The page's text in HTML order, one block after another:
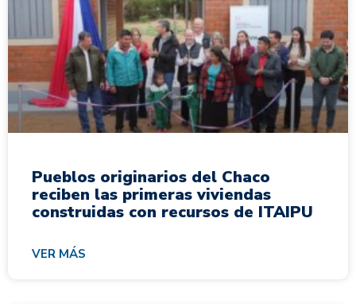
Pueblos originarios del Chaco
reciben las primeras viviendas
construidas con recursos de ITAIPU
VER MÁS